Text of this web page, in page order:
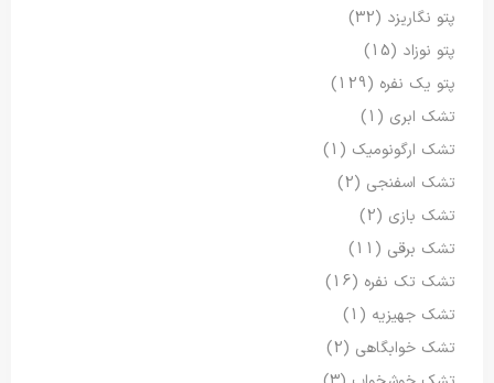
پتو نگاریزد (32)
پتو نوزاد (15)
پتو یک نفره (129)
تشک ابری (1)
تشک ارگونومیک (1)
تشک اسفنجی (2)
تشک بازی (2)
تشک برقی (11)
تشک تک نفره (16)
تشک جهیزیه (1)
تشک خوابگاهی (2)